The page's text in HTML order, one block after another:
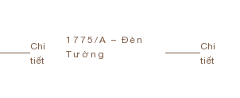
Chi
tiết
1775/A – Đèn
Tường
Chi
tiết